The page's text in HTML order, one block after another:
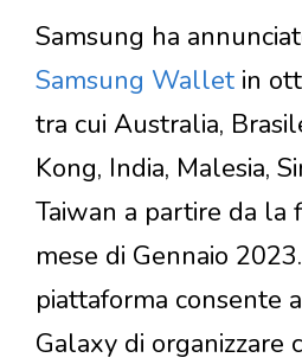
Samsung ha
Samsung Wallet in
tra cui Australia,
Kong, India, Malesia,
Taiwan a partire da la
mese di Gennaio
piattaforma consente
Galaxy di organizzare